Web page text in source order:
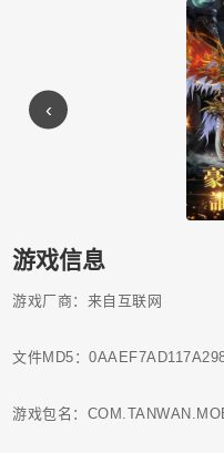
‹
游戏信息
游戏厂商：来自互联网
文件MD5：
游戏包名：